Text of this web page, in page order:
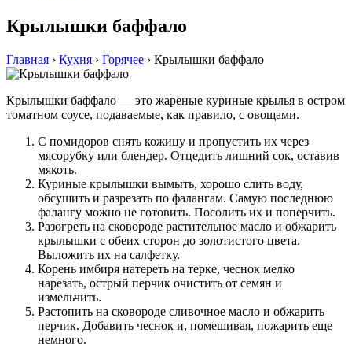
Крылышки баффало
Главная › Кухня › Горячее › Крылышки баффало
Крылышки баффало — это жареные куриные крылья в остром
томатном соусе, подаваемые, как правило, с овощами.
С помидоров снять кожицу и пропустить их через
мясорубку или блендер. Отцедить лишний сок, оставив
мякоть.
Куриные крылышки вымыть, хорошо слить воду,
обсушить и разрезать по фалангам. Самую последнюю
фалангу можно не готовить. Посолить их и поперчить.
Разогреть на сковороде растительное масло и обжарить
крылышки с обеих сторон до золотистого цвета.
Выложить их на салфетку.
Корень имбиря натереть на терке, чеснок мелко
нарезать, острый перчик очистить от семян и
измельчить.
Растопить на сковороде сливочное масло и обжарить
перчик. Добавить чеснок и, помешивая, пожарить еще
немного.